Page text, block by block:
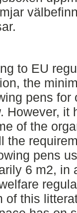
to EU
the
pens for
However, it
of the
the
pens
6 m2, in
of this